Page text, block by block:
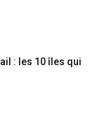
: les 10 îles qui